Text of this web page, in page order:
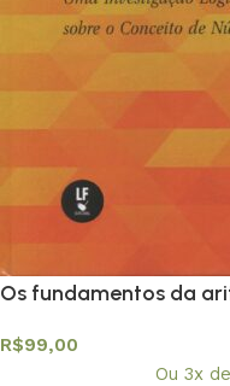
Os fundamentos da
Textuniversitários 11
R$99,00
Ou 3x de